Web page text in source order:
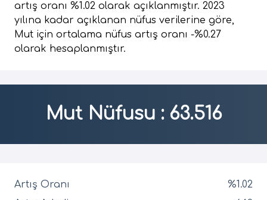
artış oranı %1.02 olarak açıklanmıştır. 2023
yılına kadar açıklanan nüfus verilerine göre,
Mut için ortalama nüfus artış oranı -%0.27
olarak hesaplanmıştır.
Mut Nüfusu : 63.516
Artış Oranı
%1.02